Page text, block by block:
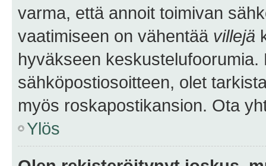
varma, että annoit toimivan
vaatimiseen on vähentää villejä
hyväkseen
sähköpostiosoitteen, olet
myös roskapostikansion. Ota
Ylös